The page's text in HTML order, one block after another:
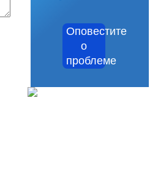
Оповестите
о
проблеме